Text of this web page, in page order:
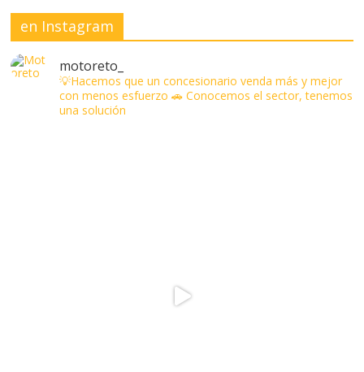
en Instagram
motoreto_
💡Hacemos que un concesionario venda más y mejor
con menos esfuerzo 🚗 Conocemos el sector, tenemos
una solución